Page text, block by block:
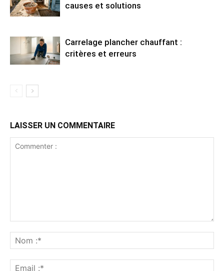
causes et solutions
Carrelage plancher chauffant :
critères et erreurs
LAISSER UN COMMENTAIRE